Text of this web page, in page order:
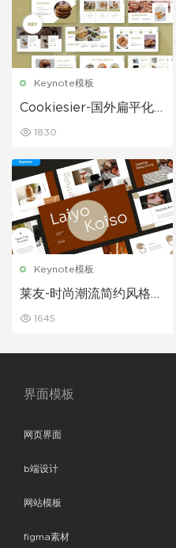
Keynote模板
Cookiesier-国外扁平化
题PPT模板
1830
Keynote模板
莱友-时尚潮流简约风格时
1645
界面模板
网页界面
b端设计
网站模板
figma素材